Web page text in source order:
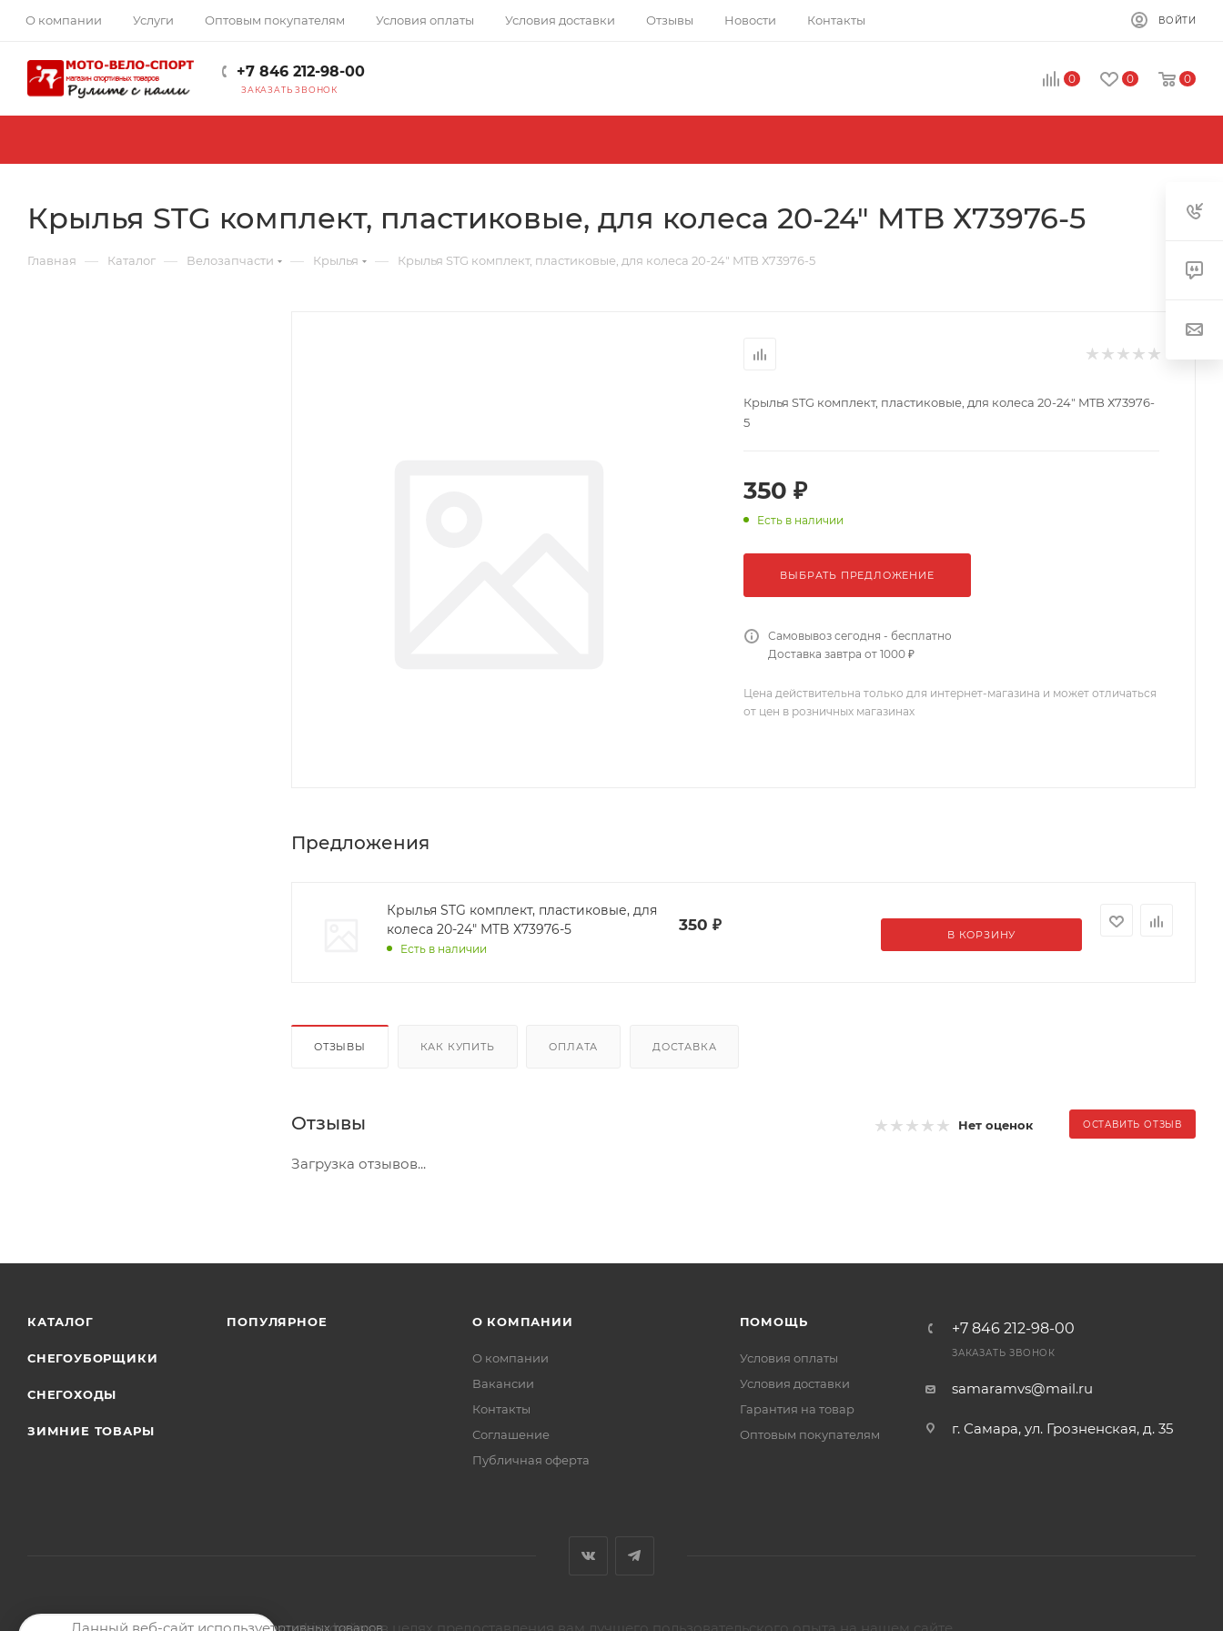
О компании Услуги Оптовым покупателям Условия оплаты Условия доставки Отзывы Новости Контакты ВОЙТИ
+7 846 212-98-00
ЗАКАЗАТЬ ЗВОНОК
0 0 0
Крылья STG комплект, пластиковые, для колеса 20-24" MTB Х73976-5
Главная — Каталог — Велозапчасти — Крылья — Крылья STG комплект, пластиковые, для колеса 20-24" MTB Х73976-5
Крылья STG комплект, пластиковые, для колеса 20-24" MTB Х73976-
5
350 ₽
Есть в наличии
ВЫБРАТЬ ПРЕДЛОЖЕНИЕ
Самовывоз сегодня - бесплатно
Доставка завтра от 1000 ₽
Цена действительна только для интернет-магазина и может отличаться
от цен в розничных магазинах
Предложения
Крылья STG комплект, пластиковые, для
колеса 20-24" MTB Х73976-5
Есть в наличии
350 ₽
В КОРЗИНУ
ОТЗЫВЫ КАК КУПИТЬ ОПЛАТА ДОСТАВКА
Отзывы Нет оценок ОСТАВИТЬ ОТЗЫВ
Загрузка отзывов...
КАТАЛОГ
СНЕГОУБОРЩИКИ
СНЕГОХОДЫ
ЗИМНИЕ ТОВАРЫ
ПОПУЛЯРНОЕ О КОМПАНИИ
О компании
Вакансии
Контакты
Соглашение
Публичная оферта
ПОМОЩЬ
Условия оплаты
Условия доставки
Гарантия на товар
Оптовым покупателям
+7 846 212-98-00
ЗАКАЗАТЬ ЗВОНОК
samaramvs@mail.ru
г. Самара, ул. Грозненская, д. 35
2026 © Магазин мото-велотехники и спортивных товаров